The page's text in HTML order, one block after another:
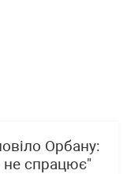
Орбану:
спрацює"